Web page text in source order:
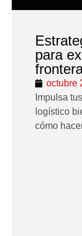
para
octubre
Impulsa
logístico
cómo